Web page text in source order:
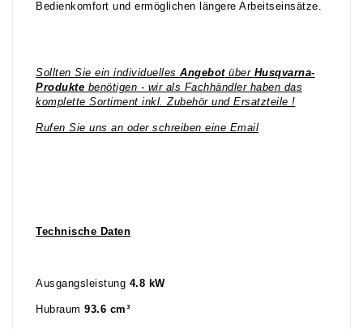
Bedienkomfort und ermöglichen längere Arbeitseinsätze.
Sollten Sie ein individuelles Angebotüber Husqvarna-
Produkte benötigen - wir als Fachhändler haben das
komplette Sortiment inkl. Zubehör und Ersatzteile !
Rufen Sie uns an oder schreiben eine Email
Technische Daten
Ausgangsleistung 4.8 kW
Hubraum 93.6 cm³